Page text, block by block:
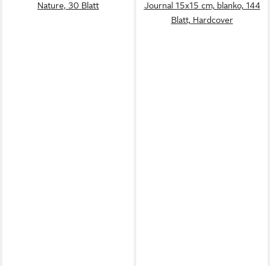
Nature, 30 Blatt
Journal 15x15 cm, blanko, 144
Blatt, Hardcover